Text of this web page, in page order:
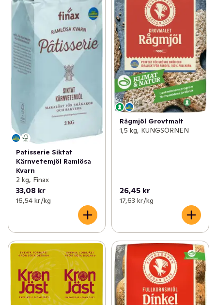
Patisserie Siktat
Kärnvetemjöl Ramlösa
Kvarn
2 kg, Finax
33,08 kr
16,54 kr /kg
Rågmjöl Grovtmalt
1,5 kg, KUNGSÖRNEN
26,45 kr
17,63 kr /kg